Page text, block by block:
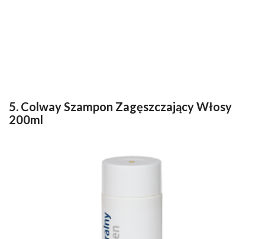
5. Colway Szampon Zagęszczający Włosy
200ml